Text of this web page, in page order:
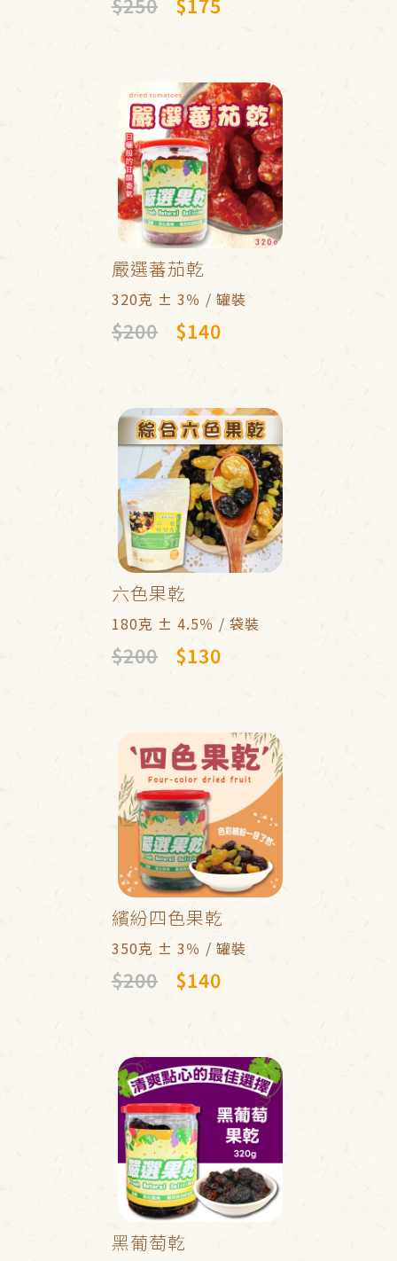
嚴選蕃茄乾
320克 ± 3％ / 罐裝
$200 $140
六色果乾
180克 ± 4.5％ / 袋裝
$200 $130
繽紛四色果乾
350克 ± 3％ / 罐裝
$200 $140
黑葡萄乾